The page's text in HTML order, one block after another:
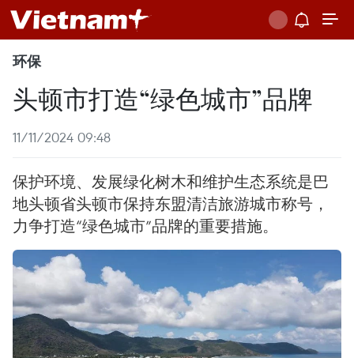
环保
头顿市打造“绿色城市”品牌
11/11/2024 09:48
保护环境、发展绿化树木和维护生态系统是巴
地头顿省头顿市保持东盟清洁旅游城市称号，
力争打造“绿色城市”品牌的重要措施。